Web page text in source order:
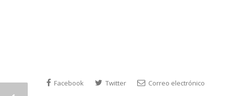
Facebook Twitter Correo electrónico